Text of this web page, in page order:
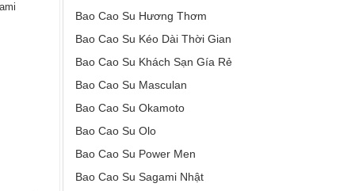
Bao Cao Su Hương Thơm
Bao Cao Su Kéo Dài Thời Gian
Bao Cao Su Khách Sạn Gía Rẻ
Bao Cao Su Masculan
Bao Cao Su Okamoto
Bao Cao Su Olo
Bao Cao Su Power Men
Bao Cao Su Sagami Nhật